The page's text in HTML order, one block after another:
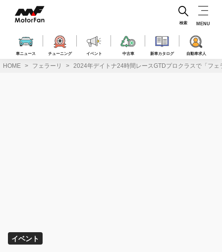
ス
車ニュース チューニング イベント 中古車 新車カタログ 自動車求人
検索 MENU
HOME フェラーリ 2024年デイトナ24時間レースGTDプロクラスで「フ
イベント